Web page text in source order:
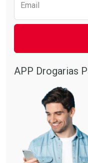
Email
APP Drogarias